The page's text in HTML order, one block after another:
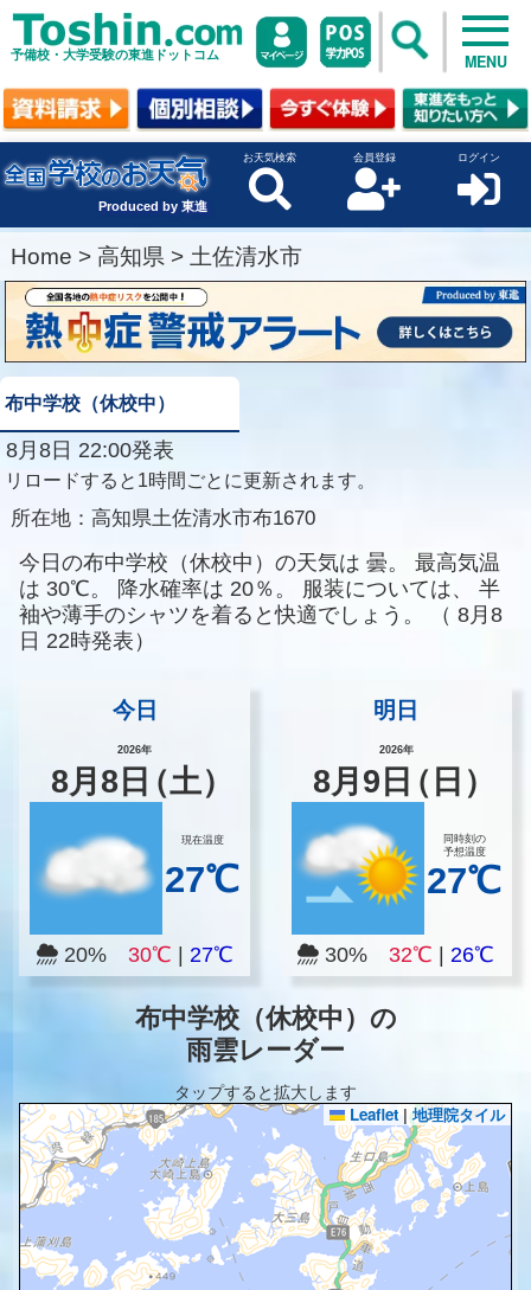
予備校・大学受験の東進ドットコム MENU
Produced by 東進
お天気検索 会員登録 ログイン
Home > 高知県 > 土佐清水市
布中学校（休校中）
8月8日 22:00発表
リロードすると1時間ごとに更新されます。
所在地： 高知県土佐清水市布1670
今日の布中学校（休校中）の天気は 曇。
最高気温
は 30℃。 降水確率は 20％。 服装については、
半
袖や薄手のシャツを着ると快適でしょう。
（ 8月8
日 22時発表）
今日
2026年
8月8 日（土）
現在温度
27℃
20% 30℃ 27℃
明日
2026年
8月 9 日（日）
同時刻の
予想温度
27℃
30%32℃ |26℃
布中学校（休校中）の
雨雲レーダー
タップすると拡大します
Leaflet | 地理院タイル